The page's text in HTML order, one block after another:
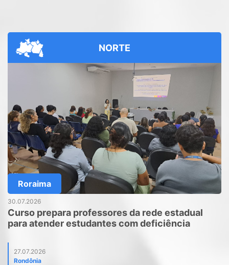
NORTE
Roraima
30.07.2026
Curso prepara professores da rede estadual
para atender estudantes com deficiência
27.07.2026
Rondônia